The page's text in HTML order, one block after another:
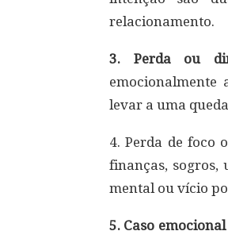
relacionamento.
3. Perda ou
emocionalmente
levar a uma
4. Perda de foco
finanças, sogros,
mental ou vício
5. Caso